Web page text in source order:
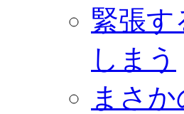
緊張
しまう
まさ